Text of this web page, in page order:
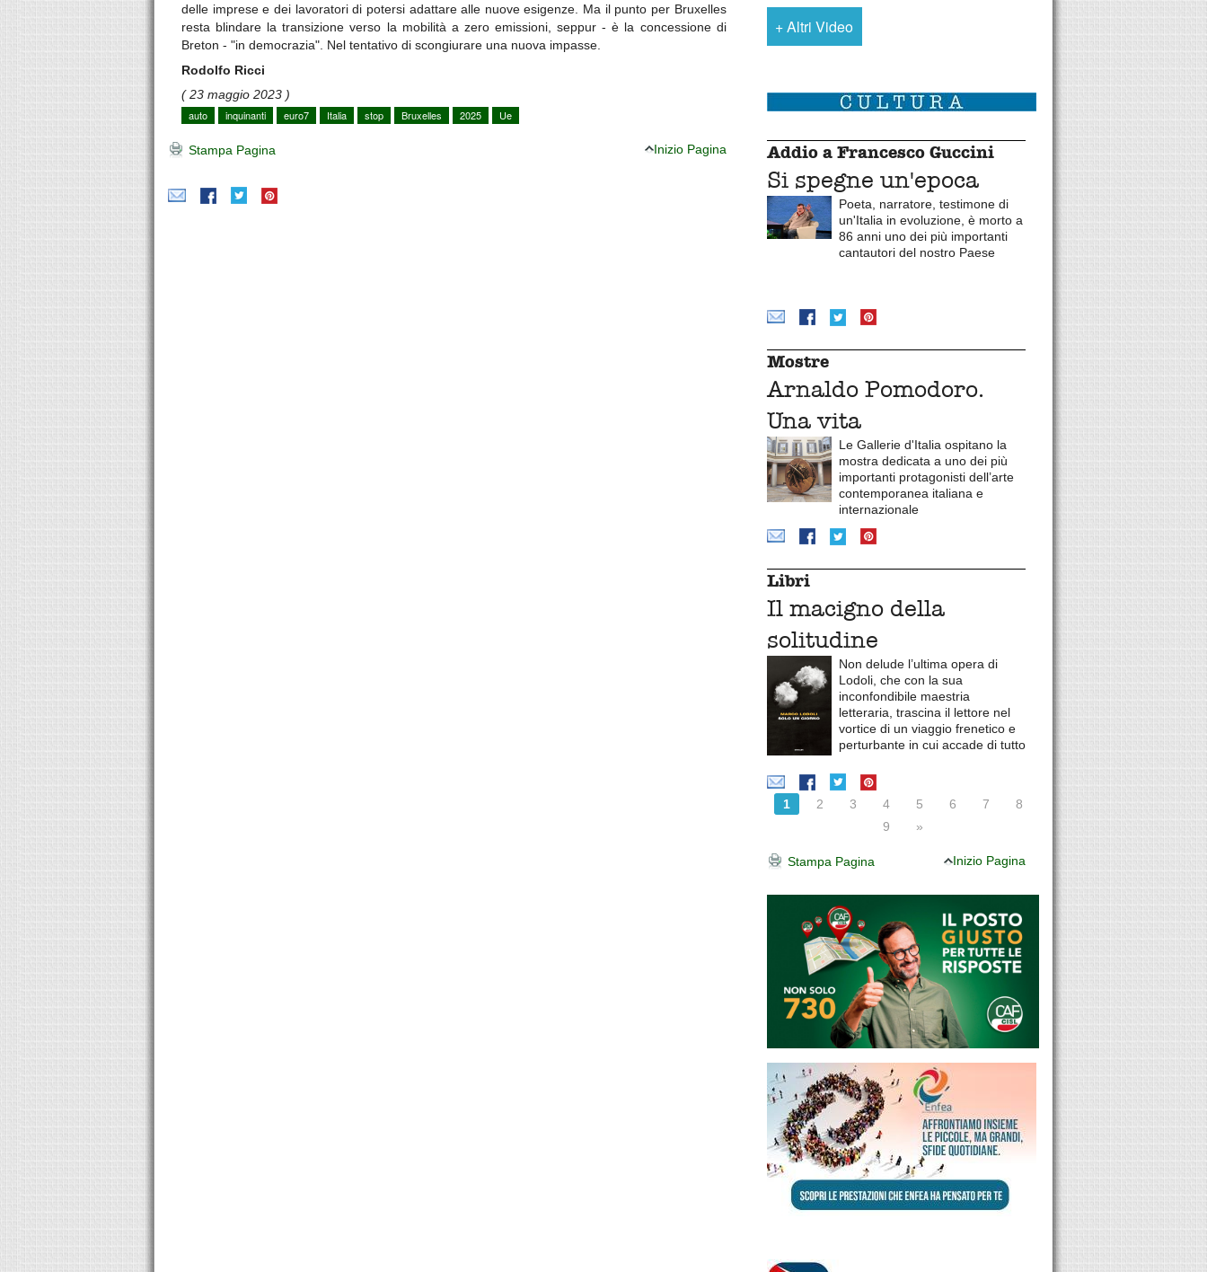
delle imprese e dei lavoratori di potersi adattare alle nuove esigenze. Ma il punto per Bruxelles
resta blindare la transizione verso la mobilità a zero emissioni, seppur - è la concessione di
Breton - "in democrazia". Nel tentativo di scongiurare una nuova impasse.
Rodolfo Ricci
( 23 maggio 2023 )
auto
inquinanti euro7 Italia stop Bruxelles 2025 Ue
Stampa Pagina Inizio Pagina
+Altri Video
Addio a Francesco Guccini
Si spegne un'epoca
Poeta, narratore, testimone di
un'Italia in evoluzione, è morto a
86 anni uno dei più importanti
cantautori del nostro Paese
Mostre
Arnaldo Pomodoro.
Una vita
Le Gallerie d'Italia ospitano la
mostra dedicata a uno dei più
importanti protagonisti dell’arte
contemporanea italiana e
internazionale
Libri
Il macigno della
solitudine
Non delude l’ultima opera di
Lodoli, che con la sua
inconfondibile maestria
letteraria, trascina il lettore nel
vortice di un viaggio frenetico e
perturbante in cui accade di tutto
1 2 3 4 5 6 7
8
9
»
Stampa Pagina Inizio Pagina